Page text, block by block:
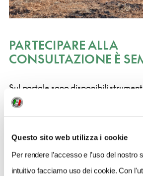
Questo sito web utilizza i cookie
Per rendere l’accesso e l’uso del nostro
intuitivo facciamo uso dei cookie. Con
PARTECIPARE ALLA
CONSULTAZIONE È
Sul portale sono disponibili
cui u
n questionario generale, con
d’Identità elettronica (CIE) o Carta
Servizi (CNS).